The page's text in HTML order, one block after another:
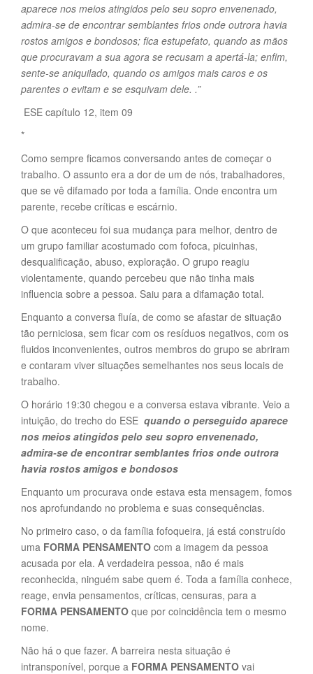
aparece nos meios atingidos pelo seu sopro envenenado,
admira-se de encontrar semblantes frios onde outrora havia
rostos amigos e bondosos; fica estupefato, quando as mãos
que procuravam a sua agora se recusam a apertá-la; enfim,
sente-se aniquilado, quando os amigos mais caros e os
parentes o evitam e se esquivam dele. .”
ESE capítulo 12, item 09
*
Como sempre ficamos conversando antes de começar o
trabalho. O assunto era a dor de um de nós, trabalhadores,
que se vê difamado por toda a família. Onde encontra um
parente, recebe críticas e escárnio.
O que aconteceu foi sua mudança para melhor, dentro de
um grupo familiar acostumado com fofoca, picuinhas,
desqualificação, abuso, exploração. O grupo reagiu
violentamente, quando percebeu que não tinha mais
influencia sobre a pessoa. Saiu para a difamação total.
Enquanto a conversa fluía, de como se afastar de situação
tão perniciosa, sem ficar com os resíduos negativos, com os
fluidos inconvenientes, outros membros do grupo se abriram
e contaram viver situações semelhantes nos seus locais de
trabalho.
O horário 19:30 chegou e a conversa estava vibrante. Veio a
intuição, do trecho do ESE quando o perseguido aparece
nos meios atingidos pelo seu sopro envenenado,
admira-se de encontrar semblantes frios onde outrora
havia rostos amigos e bondosos
Enquanto um procurava onde estava esta mensagem, fomos
nos aprofundando no problema e suas consequências.
No primeiro caso, o da família fofoqueira, já está construído
uma FORMA PENSAMENTO com a imagem da pessoa
acusada por ela. A verdadeira pessoa, não é mais
reconhecida, ninguém sabe quem é. Toda a família conhece,
reage, envia pensamentos, críticas, censuras, para a
FORMA PENSAMENTO que por coincidência tem o mesmo
nome.
Não há o que fazer. A barreira nesta situação é
intransponível, porque a FORMA PENSAMENTO vai